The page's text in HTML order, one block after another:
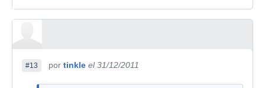
#13 por tinkle el 31/12/2011